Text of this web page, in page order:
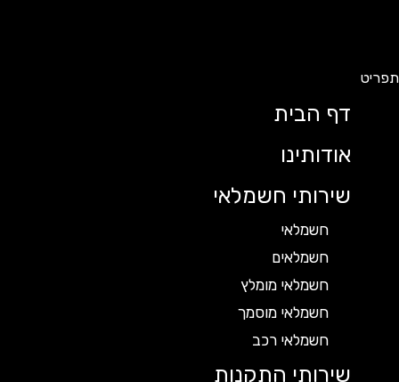
דף הבית
אודותינו
שירותי חשמלאי
חשמלאי
חשמלאים
חשמלאי מומלץ
חשמלאי מוסמך
חשמלאי רכב
שירותי התקנות